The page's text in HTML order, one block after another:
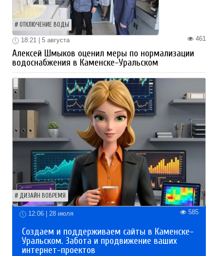
ОТКЛЮЧЕНИЕ ВОДЫ
461
18:21 | 5 августа
Алексей Шмыков оценил меры по нормализации
водоснабжения в Каменске-Уральском
ДИЗАЙН ВОВРЕМЯ
12:06 | 28 июля 585
Создаем и поддерживаем сайты в Каменске-
Уральском. Забота и продвижение ваших
интернет-проектов